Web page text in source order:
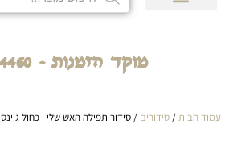
מוקד הזמנות - 04-6044460
עמוד הבית/ סידורים / סידור תפילה האש שלי | כחול ג'ינס